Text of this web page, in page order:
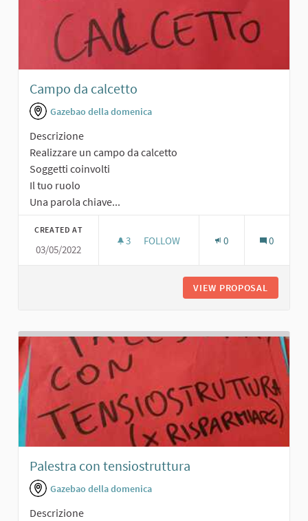
Campo da calcetto
Gazebao della domenica
Descrizione
Realizzare un campo da calcetto
Soggetti coinvolti
Il tuo ruolo
Una parola chiave...
CREATED AT
03/05/2022
3 3 FOLLOWERS
FOLLOW 0 0
VIEW PROPOSAL
Palestra con tensiostruttura
Gazebao della domenica
Descrizione